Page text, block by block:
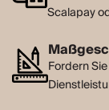
Scalapay
Fordern